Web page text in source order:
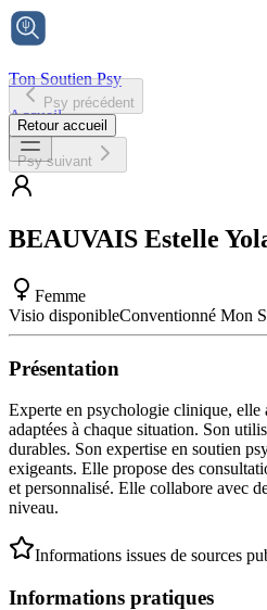
Ton Soutien Psy
Accueil
Psy précédent
Retour accueil
Psy suivant
BEAUVAIS Estelle
Femme
Visio disponibleConventionné Mon
Présentation
Experte en psychologie clinique, elle
adaptées à chaque situation. Son
durables. Son expertise en soutien
exigeants. Elle propose des
et personnalisé. Elle collabore avec
niveau.
Informations issues de sources
Informations pratiques